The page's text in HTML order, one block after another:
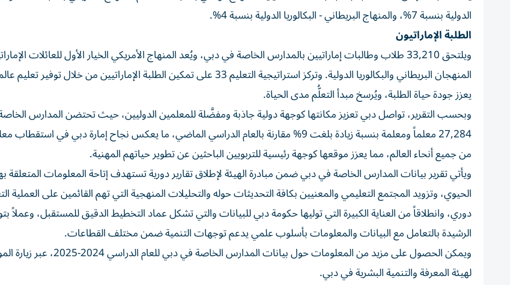
الدولية بنسبة 7%، والمنهاج البريطاني - البكالوريا الدولية بنسبة 4%.
الطلبة الإماراتيون
ويلتحق 33,210 طلاب وطالبات إماراتيين بالمدارس الخاصة في دبي، ويُعد المنهاج الأمريكي الخيار الأول للعائلات
المنهجان البريطاني والبكالوريا الدولية. وتركز استراتيجية التعليم 33 على تمكين الطلبة الإماراتيين من
يعزز جودة حياة الطلبة، ويُرسخ مبدأ التعلُّم مدى الحياة.
وبحسب التقرير، تواصل دبي تعزيز مكانتها كوجهة دولية جاذبة ومفضَّلة للمعلمين الدوليين، حيث تحتضن المدارس
27,284 معلماً ومعلمة بنسبة زيادة بلغت 9% مقارنة بالعام الدراسي الماضي، ما يعكس نجاح إمارة دبي في
من جميع أنحاء العالم، مما يعزز موقعها كوجهة رئيسية للتربويين الباحثين عن تطوير حياتهم المهنية.
ويأتي تقرير بيانات المدارس الخاصة في دبي ضمن مبادرة الهيئة لإطلاق تقارير دورية تستهدف إتاحة المعلومات المتعلقة
الحيوي، وتزويد المجتمع التعليمي والمعنيين بكافة التحديثات حوله والتحليلات المنهجية التي تهم القائمين على العملية
دوري، وانطلاقاً من العناية الكبيرة التي توليها حكومة دبي للبيانات والتي تشكل عماد التخطيط الدقيق للمستقبل، وعملاً
الرشيدة بالتعامل مع البيانات والمعلومات بأسلوب علمي يدعم توجهات التنمية ضمن مختلف القطاعات.
ويمكن الحصول على مزيد من المعلومات حول بيانات
لهيئة المعرفة والتنمية البشرية في دبي.